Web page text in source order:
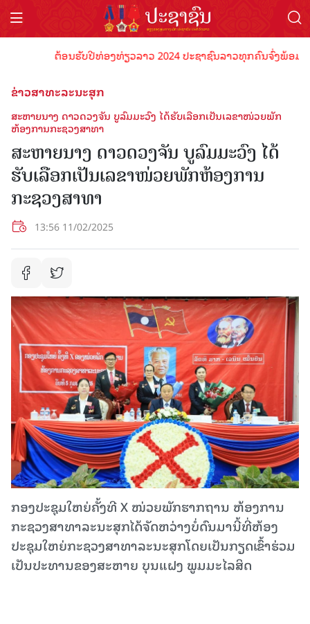
ຕ້ອນຮັບປີທ່ອງທ່ຽວລາວ 2024 ປະຊາຊົນລາວທຸກຄົນຈົ່ງພ້ອມເ
ຂ່າວສາທະລະນະສຸກ
ສະຫາຍນາງ ດາວດວງຈັນ ບູລົມມະວົງ ໄດ້ຮັບເລືອກເປັນເລຂາໜ່ວຍພັກ
ຫ້ອງການກະຊວງສາທາ
ສະຫາຍນາງ ດາວດວງຈັນ ບູລົມມະວົງ ໄດ້
ຮັບເລືອກເປັນເລຂາໜ່ວຍພັກຫ້ອງການ
ກະຊວງສາທາ
13:56 11/02/2025
ກອງປະຊຸມໃຫຍ່ຄັ້ງທີ X ໜ່ວຍພັກຮາກຖານ ຫ້ອງການ
ກະຊວງສາທາລະນະສຸກໄດ້ຈັດຫວ່າງບໍ່ດົນມານີ້ທີ່ຫ້ອງ
ປະຊຸມໃຫຍ່ກະຊວງສາທາລະນະສຸກໂດຍເປັນກຽດເຂົ້າຮ່ວມ
ເປັນປະທານຂອງສະຫາຍ ບຸນແຝງ ພູມມະໄລສິດ